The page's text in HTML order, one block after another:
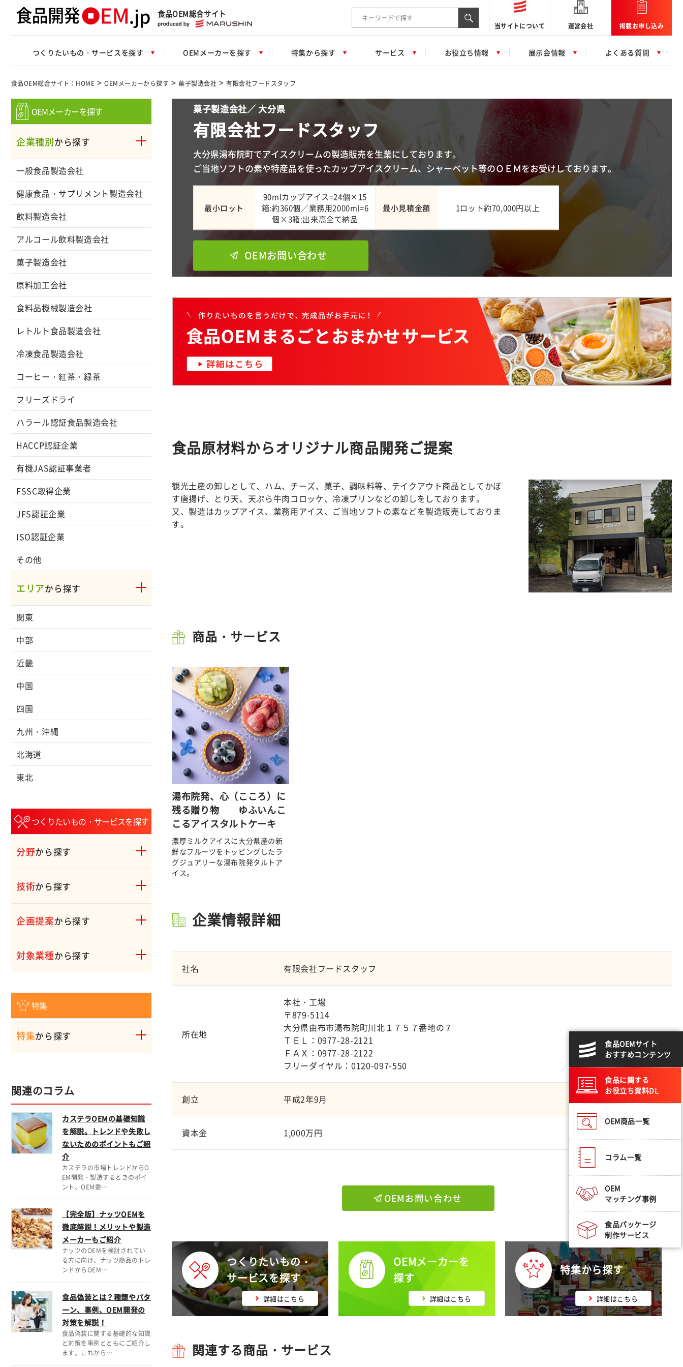
食品OEM総合サイト
検索キーワード入力 当サイトについて 運営会社 掲載お申し込み
つくりたいもの・サービスを探す OEMメーカーを探す 特集から探す サービス お役立ち情報 展示会情報 よくある質問
食品OEM総合サイト：HOME >OEMメーカーから探す >菓子製造会社 >有限会社フードスタッフ
OEMメーカーを探す
企業種別から探す
一般食品製造会社
健康食品・サプリメント製造会社
飲料製造会社
アルコール飲料製造会社
菓子製造会社
原料加工会社
食料品機械製造会社
レトルト食品製造会社
冷凍食品製造会社
コーヒー・紅茶・緑茶
フリーズドライ
ハラール認証食品製造会社
HACCP認証企業
有機JAS認証事業者
FSSC取得企業
JFS認証企業
ISO認証企業
その他
エリアから探す
関東
中部
近畿
中国
四国
九州・沖縄
北海道
東北
つくりたいもの・サービスを探す
分野から探す
技術から探す
企画提案から探す
対象業種から探す
特集
特集から探す
関連のコラム
カステラOEMの基礎知識
を解説。トレンドや失敗し
ないためのポイントもご紹
介
カステラの市場トレンドからO
EM開発・製造するときのポイ
ント、OEM委…
【完全版】ナッツOEMを
徹底解説！メリットや製造
メーカーもご紹介
ナッツのOEMを検討されてい
る方に向け、ナッツ商品のトレ
ンドからOEM…
食品偽装とは？種類やパタ
ーン、事例、OEM開発の
対策を解説！
食品偽装に関する基礎的な知識
と対策を事例とともにご紹介し
ます。これから…
菓子製造会社／ 大分県
有限会社フードスタッフ
大分県湯布院町でアイスクリームの製造販売を生業にしております。
ご当地ソフトの素や特産品を使ったカップアイスクリーム、シャーベット等のＯＥＭをお受けしております。
最小ロット
90mlカップアイス=24個×15
箱:約360個／業務用2000ml=6
個×3箱:出来高全て納品
最小見積金額 1ロット約70,000円以上
OEMお問い合わせ
食品原材料からオリジナル商品開発ご提案
観光土産の卸しとして、ハム、チーズ、菓子、調味料等、テイクアウト商品としてかぼ
す唐揚げ、とり天、天ぷら牛肉コロッケ、冷凍プリンなどの卸しをしております。
又、製造はカップアイス、業務用アイス、ご当地ソフトの素などを製造販売しておりま
す。
商品・サービス
湯布院発、心（こころ）に
残る贈り物 ゆふいんこ
こるアイスタルトケーキ
濃厚ミルクアイスに大分県産の新
鮮なフルーツをトッピングしたラ
グジュアリーな湯布院発タルトア
イス。
企業情報詳細
社名 有限会社フードスタッフ
所在地
本社・工場
〒879-5114
大分県由布市湯布院町川北１７５７番地の７
ＴＥＬ：0977-28-2121
ＦＡＸ：0977-28-2122
フリーダイヤル：0120-097-550
創立 平成2年9月
資本金 1,000万円
OEMお問い合わせ
つくりたいもの・
サービスを探す
詳細はこちら
OEMメーカーを
探す
詳細はこちら
特集から探す
詳細はこちら
関連する商品・サービス
食品OEMサイト
おすすめコンテンツ
食品に関する
お役立ち資料DL
OEM商品一覧
コラム一覧
OEM
マッチング事例
食品パッケージ
制作サービス